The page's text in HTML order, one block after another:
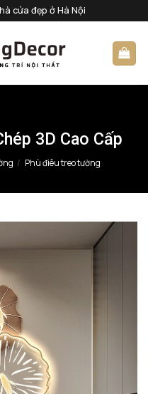
cửa đẹp ở Hà Nội
3D Cao Cấp
/ Phù điêu treo tường